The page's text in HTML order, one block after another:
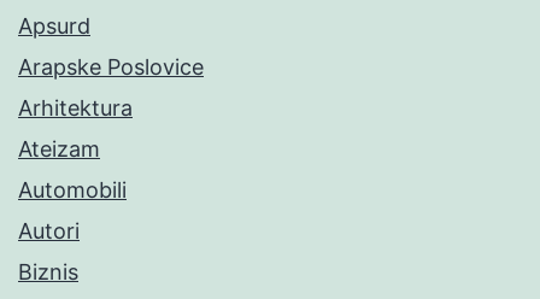
Apsurd
Arapske Poslovice
Arhitektura
Ateizam
Automobili
Autori
Biznis